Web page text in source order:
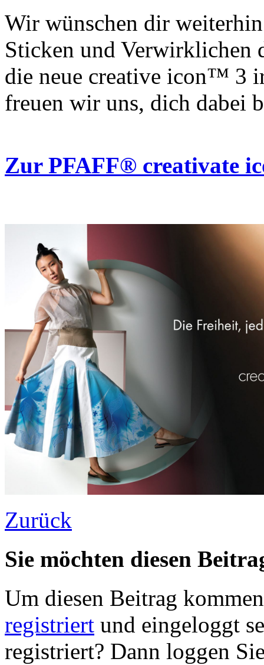
Wir wünschen dir
Sticken und Verwirklichen
die neue creative icon™ 3
freuen wir uns, dich dabei
Zur PFAFF® creativate
Zurück
Sie möchten diesen
Um diesen Beitrag
registriert und eingeloggt
registriert? Dann loggen